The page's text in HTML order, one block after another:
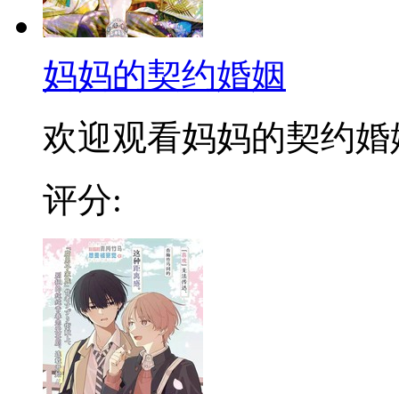
妈妈的契约婚姻
欢迎观看妈妈的契约婚
评分: